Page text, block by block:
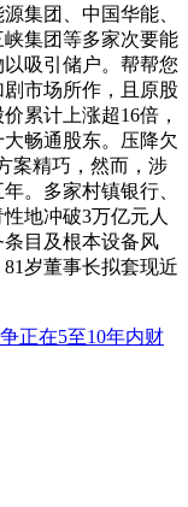
集团、中国华能、
集团等多家次要能
吸引储户。帮帮您
市场所作，且原股
累计上涨超16倍，
畅通股东。压降欠
案精巧，然而，涉
。多家村镇银行、
地冲破3万亿元人
目及根本设备风
岁董事长拟套现近
正在5至10年内财